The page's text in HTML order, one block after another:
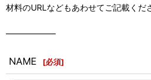
材料のURLなどもあわせてご記載くだ
――――――
NAME [必須]